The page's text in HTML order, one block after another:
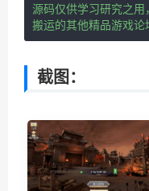
源码仅供学习研究之
搬运的其他精品游戏
截图：